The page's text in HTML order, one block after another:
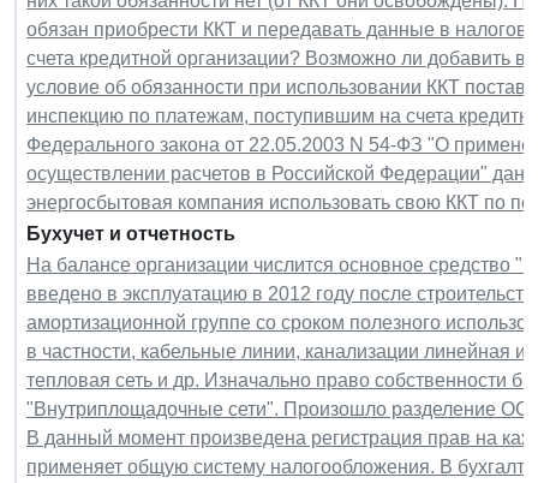
обязан приобрести ККТ и передавать данные в
счета кредитной организации? Возможно ли добавить в
условие об обязанности при использовании ККТ
инспекцию по платежам, поступившим на счета
Федерального закона от 22.05.2003 N 54-ФЗ "О
осуществлении расчетов в Российской Федерации"
энергосбытовая компания использовать свою ККТ по
Бухучет и отчетность
На балансе организации числится основное
введено в эксплуатацию в 2012 году после
амортизационной группе со сроком полезного
в частности, кабельные линии, канализации линейная
тепловая сеть и др. Изначально право собственности
"Внутриплощадочные сети". Произошло разделение ОС
В данный момент произведена регистрация прав на
применяет общую систему налогообложения. В